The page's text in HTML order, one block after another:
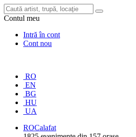
Contul meu
Intră în cont
Cont nou
RO
EN
BG
HU
UA
ROCalafat